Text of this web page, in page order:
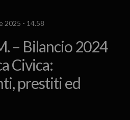
2025 - 14.58
– Bilancio 2024
Civica:
prestiti ed